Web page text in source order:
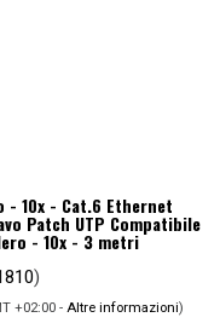
- 10x - Cat.6 Ethernet
Patch UTP Compatibile
- 10x - 3 metri
)
+02:00 - Altre informazioni)